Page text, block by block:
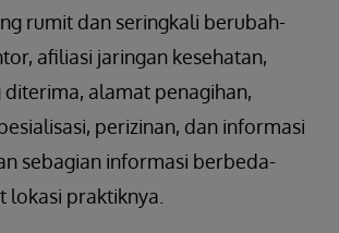
rumit dan seringkali berubah-
afiliasi jaringan kesehatan,
diterima, alamat penagihan,
perizinan, dan informasi
sebagian informasi berbeda-
lokasi praktiknya.